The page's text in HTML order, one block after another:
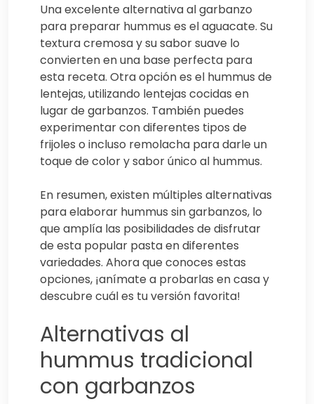
Una excelente alternativa al garbanzo
para preparar hummus es el aguacate. Su
textura cremosa y su sabor suave lo
convierten en una base perfecta para
esta receta. Otra opción es el hummus de
lentejas, utilizando lentejas cocidas en
lugar de garbanzos. También puedes
experimentar con diferentes tipos de
frijoles o incluso remolacha para darle un
toque de color y sabor único al hummus.
En resumen, existen múltiples alternativas
para elaborar hummus sin garbanzos, lo
que amplía las posibilidades de disfrutar
de esta popular pasta en diferentes
variedades. Ahora que conoces estas
opciones, ¡anímate a probarlas en casa y
descubre cuál es tu versión favorita!
Alternativas al
hummus tradicional
con garbanzos